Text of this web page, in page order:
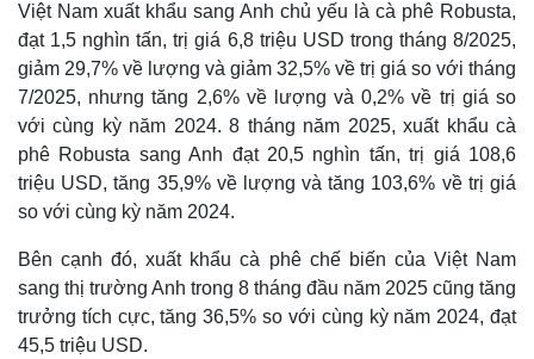
Việt Nam xuất khẩu sang Anh chủ yếu là cà phê Robusta,
đạt 1,5 nghìn tấn, trị giá 6,8 triệu USD trong tháng 8/2025,
giảm 29,7% về lượng và giảm 32,5% về trị giá so với tháng
7/2025, nhưng tăng 2,6% về lượng và 0,2% về trị giá so
với cùng kỳ năm 2024. 8 tháng năm 2025, xuất khẩu cà
phê Robusta sang Anh đạt 20,5 nghìn tấn, trị giá 108,6
triệu USD, tăng 35,9% về lượng và tăng 103,6% về trị giá
so với cùng kỳ năm 2024.
Bên cạnh đó, xuất khẩu cà phê chế biến của Việt Nam
sang thị trường Anh trong 8 tháng đầu năm 2025 cũng tăng
trưởng tích cực, tăng 36,5% so với cùng kỳ năm 2024, đạt
45,5 triệu USD.